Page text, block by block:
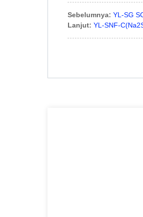
Sebelumnya: YL-SG
Lanjut: YL-SNF-